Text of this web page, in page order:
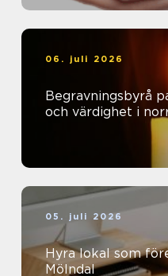
06. juli 2026
Begravningsbyrå pajala stöd,
och värdighet i
05. juli 2026
Hyra lokal som
Mölndal